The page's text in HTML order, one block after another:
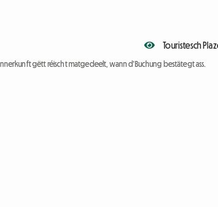
Touristesch
gëtt réischt matgedeelt, wann d'Buchung bestätegt ass.